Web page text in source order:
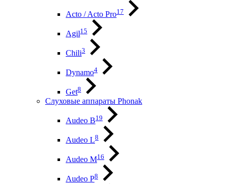
Acto / Acto Pro17
Agil15
Chili3
Dynamo4
Get8
Слуховые аппараты Phonak
Audeo B19
Audeo L8
Audeo М16
Audeo P8